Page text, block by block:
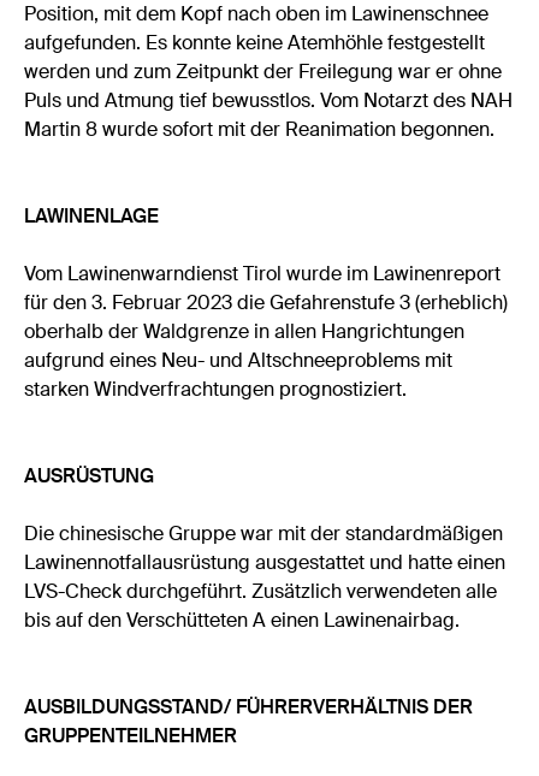
Position, mit dem Kopf nach oben im Lawinenschnee
aufgefunden. Es konnte keine Atemhöhle festgestellt
werden und zum Zeitpunkt der Freilegung war er ohne
Puls und Atmung tief bewusstlos. Vom Notarzt des NAH
Martin 8 wurde sofort mit der Reanimation begonnen.
LAWINENLAGE
Vom Lawinenwarndienst Tirol wurde im Lawinenreport
für den 3. Februar 2023 die Gefahrenstufe 3 (erheblich)
oberhalb der Waldgrenze in allen Hangrichtungen
aufgrund eines Neu- und Altschneeproblems mit
starken Windverfrachtungen prognostiziert.
AUSRÜSTUNG
Die chinesische Gruppe war mit der standardmäßigen
Lawinennotfallausrüstung ausgestattet und hatte einen
LVS-Check durchgeführt. Zusätzlich verwendeten alle
bis auf den Verschütteten A einen Lawinenairbag.
AUSBILDUNGSSTAND/ FÜHRERVERHÄLTNIS DER
GRUPPENTEILNEHMER